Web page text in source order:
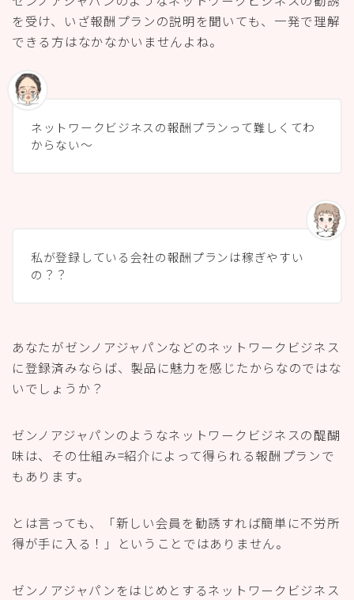
を受け、いざ報酬プランの説明を聞いても、一発で理解
できる方はなかなかいませんよね。
ネットワークビジネスの報酬プランって難しくてわ
からない〜
私が登録している会社の報酬プランは稼ぎやすい
の？？
あなたがゼンノアジャパンなどのネットワークビジネス
に登録済みならば、製品に魅力を感じたからなのではな
いでしょうか？
ゼンノアジャパンのようなネットワークビジネスの醍醐
味は、その仕組み=紹介によって得られる報酬プランで
もあります。
とは言っても、「新しい会員を勧誘すれば簡単に不労所
得が手に入る！」ということではありません。
ゼンノアジャパンをはじめとするネットワークビジネス